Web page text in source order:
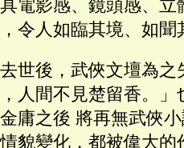
電影感、鏡頭感、立
令人如臨其境、如聞
世後，武俠文壇為
，人間不見楚留香。
庸之後 將再無武俠
貌變化，都被偉大的